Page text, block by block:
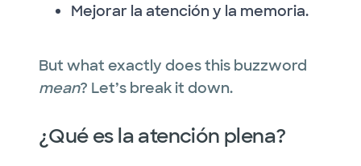
Mejorar la atención y la memoria.
But what exactly does this buzzword
mean? Let’s break it down.
¿Qué es la atención plena?